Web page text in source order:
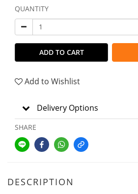
QUANTITY
ADD TO CART
Add to Wishlist
Delivery Options
SHARE
DESCRIPTION